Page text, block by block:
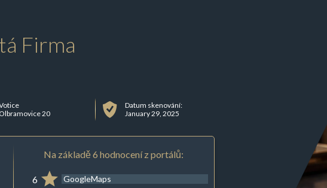
Firma
Olbramovice 20
Datum skenování:
January 29, 2025
Na základě 6 hodnocení z portálů:
6 GoogleMaps